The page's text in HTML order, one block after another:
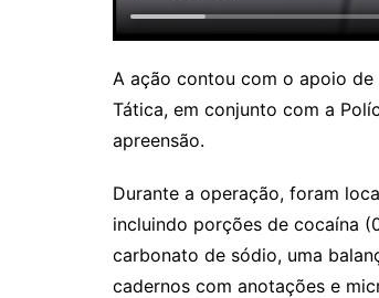
A ação contou com o apoio de
Tática, em conjunto com a
apreensão.
Durante a operação, foram
incluindo porções de cocaína
carbonato de sódio, uma
cadernos com anotações e